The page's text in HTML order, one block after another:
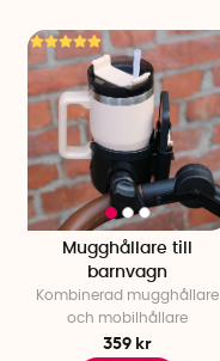
Mugghållare till
barnvagn
Kombinerad mugghållare
och mobilhållare
359 kr